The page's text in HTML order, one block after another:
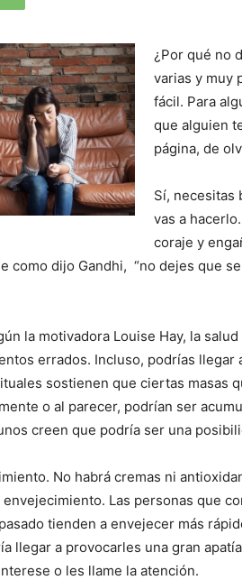
¿Por qué no
varias y muy
fácil. Para
que alguien
página, de
Sí, necesitas
vas a
coraje y
como dijo Gandhi, “no dejes que
la motivadora Louise Hay, la
errados. Incluso, podrías llegar
sostienen que ciertas masas
o al parecer, podrían ser
creen que podría ser una
No habrá cremas ni
Las personas que
tienden a envejecer más
llegar a provocarles una gran
o les llame la atención.